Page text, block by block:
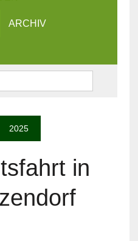
ARCHIV
2025
in